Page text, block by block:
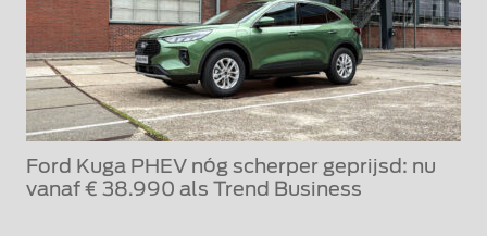
Ford Kuga PHEV nóg scherper geprijsd: nu
vanaf € 38.990 als Trend Business